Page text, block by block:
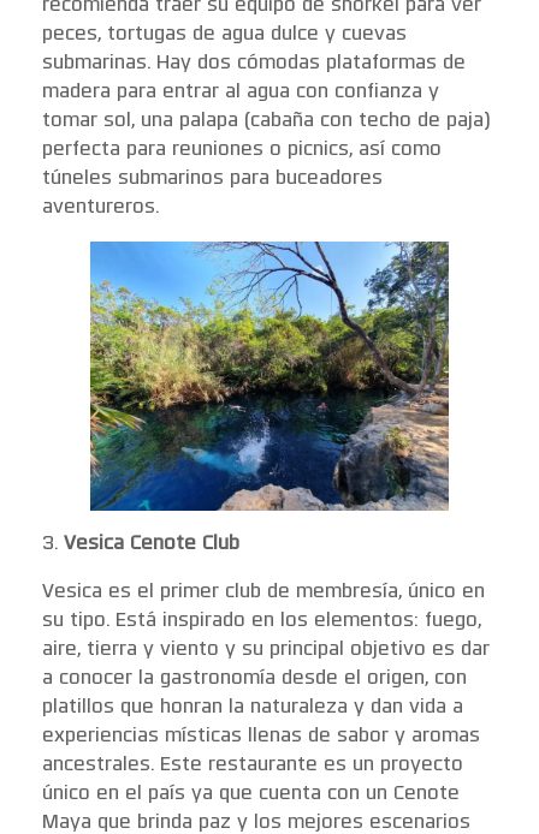
recomienda traer su equipo de snorkel para ver
peces, tortugas de agua dulce y cuevas
submarinas. Hay dos cómodas plataformas de
madera para entrar al agua con confianza y
tomar sol, una palapa (cabaña con techo de paja)
perfecta para reuniones o picnics, así como
túneles submarinos para buceadores
aventureros.
3. Vesica Cenote Club
Vesica es el primer club de membresía, único en
su tipo. Está inspirado en los elementos: fuego,
aire, tierra y viento y su principal objetivo es dar
a conocer la gastronomía desde el origen, con
platillos que honran la naturaleza y dan vida a
experiencias místicas llenas de sabor y aromas
ancestrales. Este restaurante es un proyecto
único en el país ya que cuenta con un Cenote
Maya que brinda paz y los mejores escenarios